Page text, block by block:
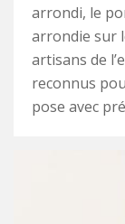
arrondi, le
arrondie sur
artisans de
reconnus
pose avec